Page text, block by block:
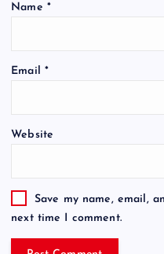
Name *
Email *
Website
Save my name, email,
next time I comment.